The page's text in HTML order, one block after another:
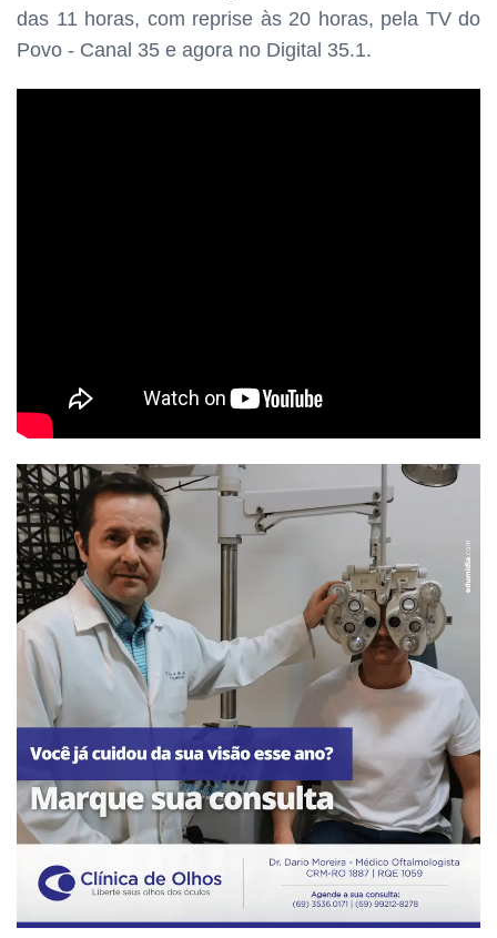
das 11 horas, com reprise às 20 horas, pela TV do
Povo - Canal 35 e agora no Digital 35.1.